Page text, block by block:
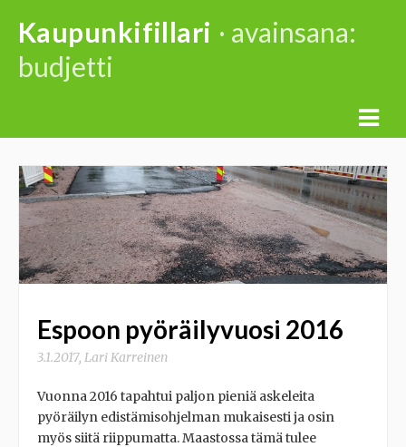
content
Kaupunkifillari · avainsana:
budjetti
Espoon pyöräilyvuosi 2016
3.1.2017, Lari Karreinen
Vuonna 2016 tapahtui paljon pieniä askeleita
pyöräilyn edistämisohjelman mukaisesti ja osin
myös siitä riippumatta. Maastossa tämä tulee